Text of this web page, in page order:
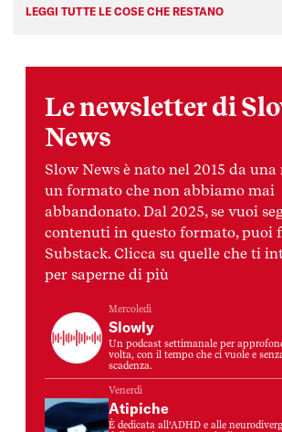
LEGGI TUTTE LE COSE CHE RESTANO
Le newsletter di
News
Slow News è nato nel 2015 da una
un formato che non abbiamo mai
abbandonato. Dal 2025, se vuoi
contenuti in questo formato, puoi
Substack. Clicca su quelle che ti
per saperne di più
Mercoledì
Slowly
Un podcast settimanale per
volta, con il tempo che ci vuole e
scadenza.
Venerdì
Atipiche
È dedicata all’ADHD e alle